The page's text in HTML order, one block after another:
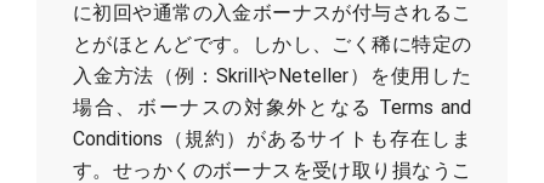
に初回や通常の入金ボーナスが付与されるこ
とがほとんどです。しかし、ごく稀に特定の
入金方法（例：SkrillやNeteller）を使用した
場合、ボーナスの対象外となる Terms and
Conditions（規約）があるサイトも存在しま
す。せっかくのボーナスを受け取り損なうこ